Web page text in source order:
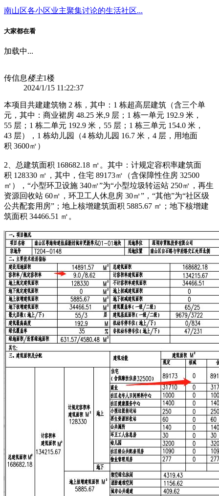
南山区各小区业主聚集讨论的生活社区...
大家都在看
加载中...
传信息楼主1楼
2024/1/15 11:22:37
本项目共建建筑物 2 栋，其中：1 栋超高层建筑（含三个单
元，其中：商业裙房 48.25 米,9 层；1 栋一单元 192.9 米，
55 层；1 栋二单元 192.9 米，55 层；1 栋三单元 154.0 米，
43 层），1 栋幼儿园（4 栋幼儿园 16.7 米，4 层，用地面
积 3600㎡）
2、总建筑面积 168682.18 ㎡。其中：计规定容积率建筑面
积 128330 ㎡，其中，住宅 89173㎡（含保障性住房 32500
㎡），“小型环卫设施 340㎡”为“小型垃圾转运站 250㎡，再生
资源回收站 60㎡，环卫工人休息房 30㎡”，“其他”为“社区级
公共配套用房”；地上核增建筑面积 5885.67 ㎡；地下核增建
筑面积 34466.51 ㎡。